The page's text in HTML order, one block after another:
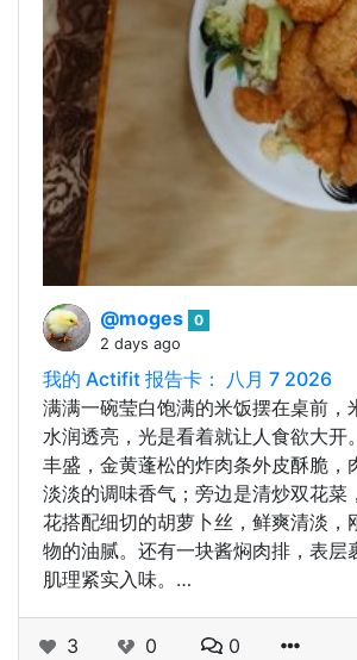
@moges 0
2 days ago
我的 Actifit 报告卡： 八月 7 2026
满满一碗莹白饱满的米饭摆在桌前，
水润透亮，光是看着就让人食欲大开
丰盛，金黄蓬松的炸肉条外皮酥脆，
淡淡的调味香气；旁边是清炒双花菜
花搭配细切的胡萝卜丝，鲜爽清淡，
物的油腻。还有一块酱焖肉排，表层
肌理紧实入味。…
3 0 0